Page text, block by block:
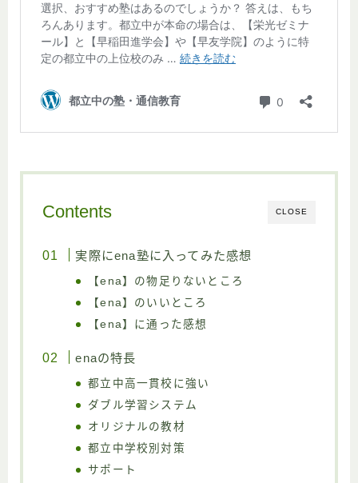
CLOSE
Contents
実際にena塾に入ってみた感想
【ena】の物足りないところ
【ena】のいいところ
【ena】に通った感想
enaの特長
都立中高一貫校に強い
ダブル学習システム
オリジナルの教材
都立中学校別対策
サポート